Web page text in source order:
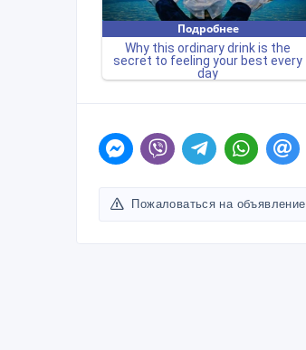
Пожаловаться на объявление